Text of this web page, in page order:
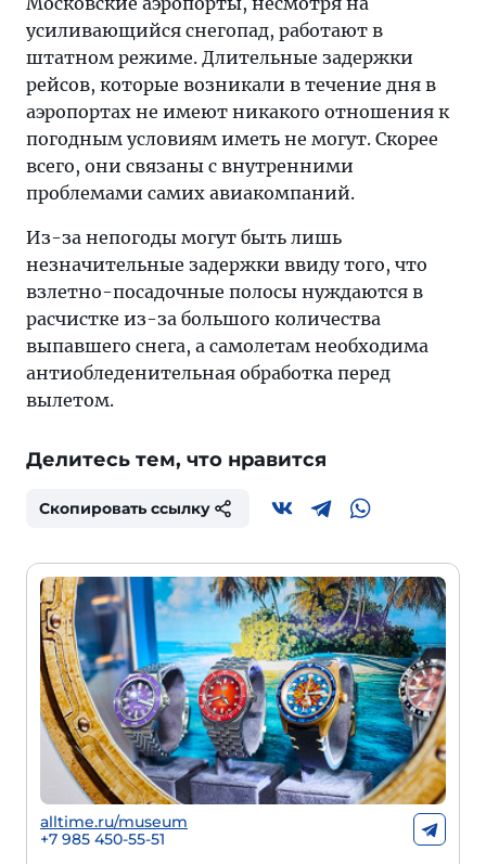
усиливающийся снегопад, работают в
штатном режиме. Длительные задержки
рейсов, которые возникали в течение дня в
аэропортах не имеют никакого отношения к
погодным условиям иметь не могут. Скорее
всего, они связаны с внутренними
проблемами самих авиакомпаний.
Из-за непогоды могут быть лишь
незначительные задержки ввиду того, что
взлетно-посадочные полосы нуждаются в
расчистке из-за большого количества
выпавшего снега, а самолетам необходима
антиобледенительная обработка перед
вылетом.
Делитесь тем, что нравится
Скопировать ссылку
alltime.ru/museum
+7 985 450-55-51